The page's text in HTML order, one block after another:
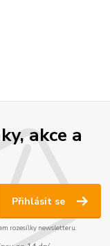
akce a
Přihlásit se
rozesílky newsletteru.